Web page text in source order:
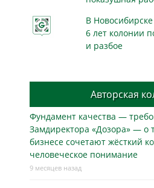
В
6 лет колонии
и разбое
Авторская
Фундамент качества —
Замдиректора «Дозора» — о
бизнесe сочетают жёсткий
человеческое понимание
9 месяцев назад